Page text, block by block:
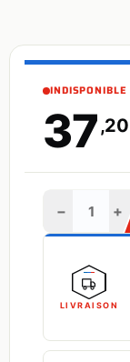
INDISPONIBLE
37,20
− +
LIVRAISON